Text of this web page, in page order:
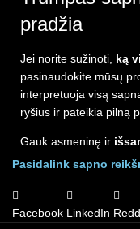
pradžia
Jei norite sužinoti, ką
pasinaudokite mūsų
interpretuoja visą
ryšius ir pateikia pilną
Gauk asmeninę ir
Pasidalink sapno
Facebook LinkedIn